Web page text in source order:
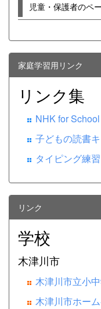
児童・保護者のペ
家庭学習用リンク
リンク集
NHK for School
子どもの読書
タイピング練習
リンク
学校
木津川市
木津川市立小
木津川市ホー